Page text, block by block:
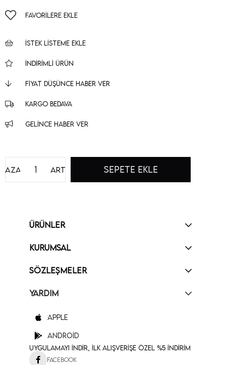
FAVORILERE EKLE
İSTEK LISTEME EKLE
İNDIRIMLI ÜRÜN
FIYAT DÜŞÜNCE HABER VER
KARGO BEDAVA
GELINCE HABER VER
Artır
Azalt
ÜRÜNLER
KURUMSAL
SÖZLEŞMELER
YARDIM
Apple
Android
Uygulamayı İndir, İlk Alışverişe Özel %5 İndirim
Facebook